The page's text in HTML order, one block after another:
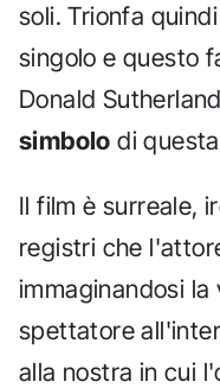
soli. Trionfa
singolo e questo
Donald
simbolo di
Il film è surreale,
registri che
immaginandosi la
spettatore
alla nostra in cui